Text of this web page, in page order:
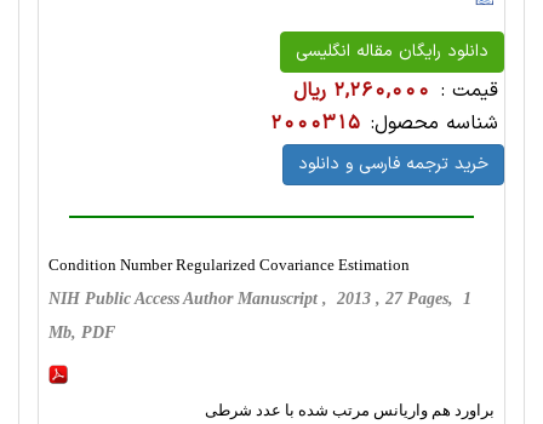
دانلود رایگان مقاله انگلیسی
قیمت : 2,260,000 ریال
شناسه محصول: 2000315
خرید ترجمه فارسی و دانلود
Condition Number Regularized Covariance Estimation
NIH Public Access Author Manuscript , 2013 , 27 Pages, 1
Mb, PDF
براورد هم واریانس مرتب شده با عدد شرطی